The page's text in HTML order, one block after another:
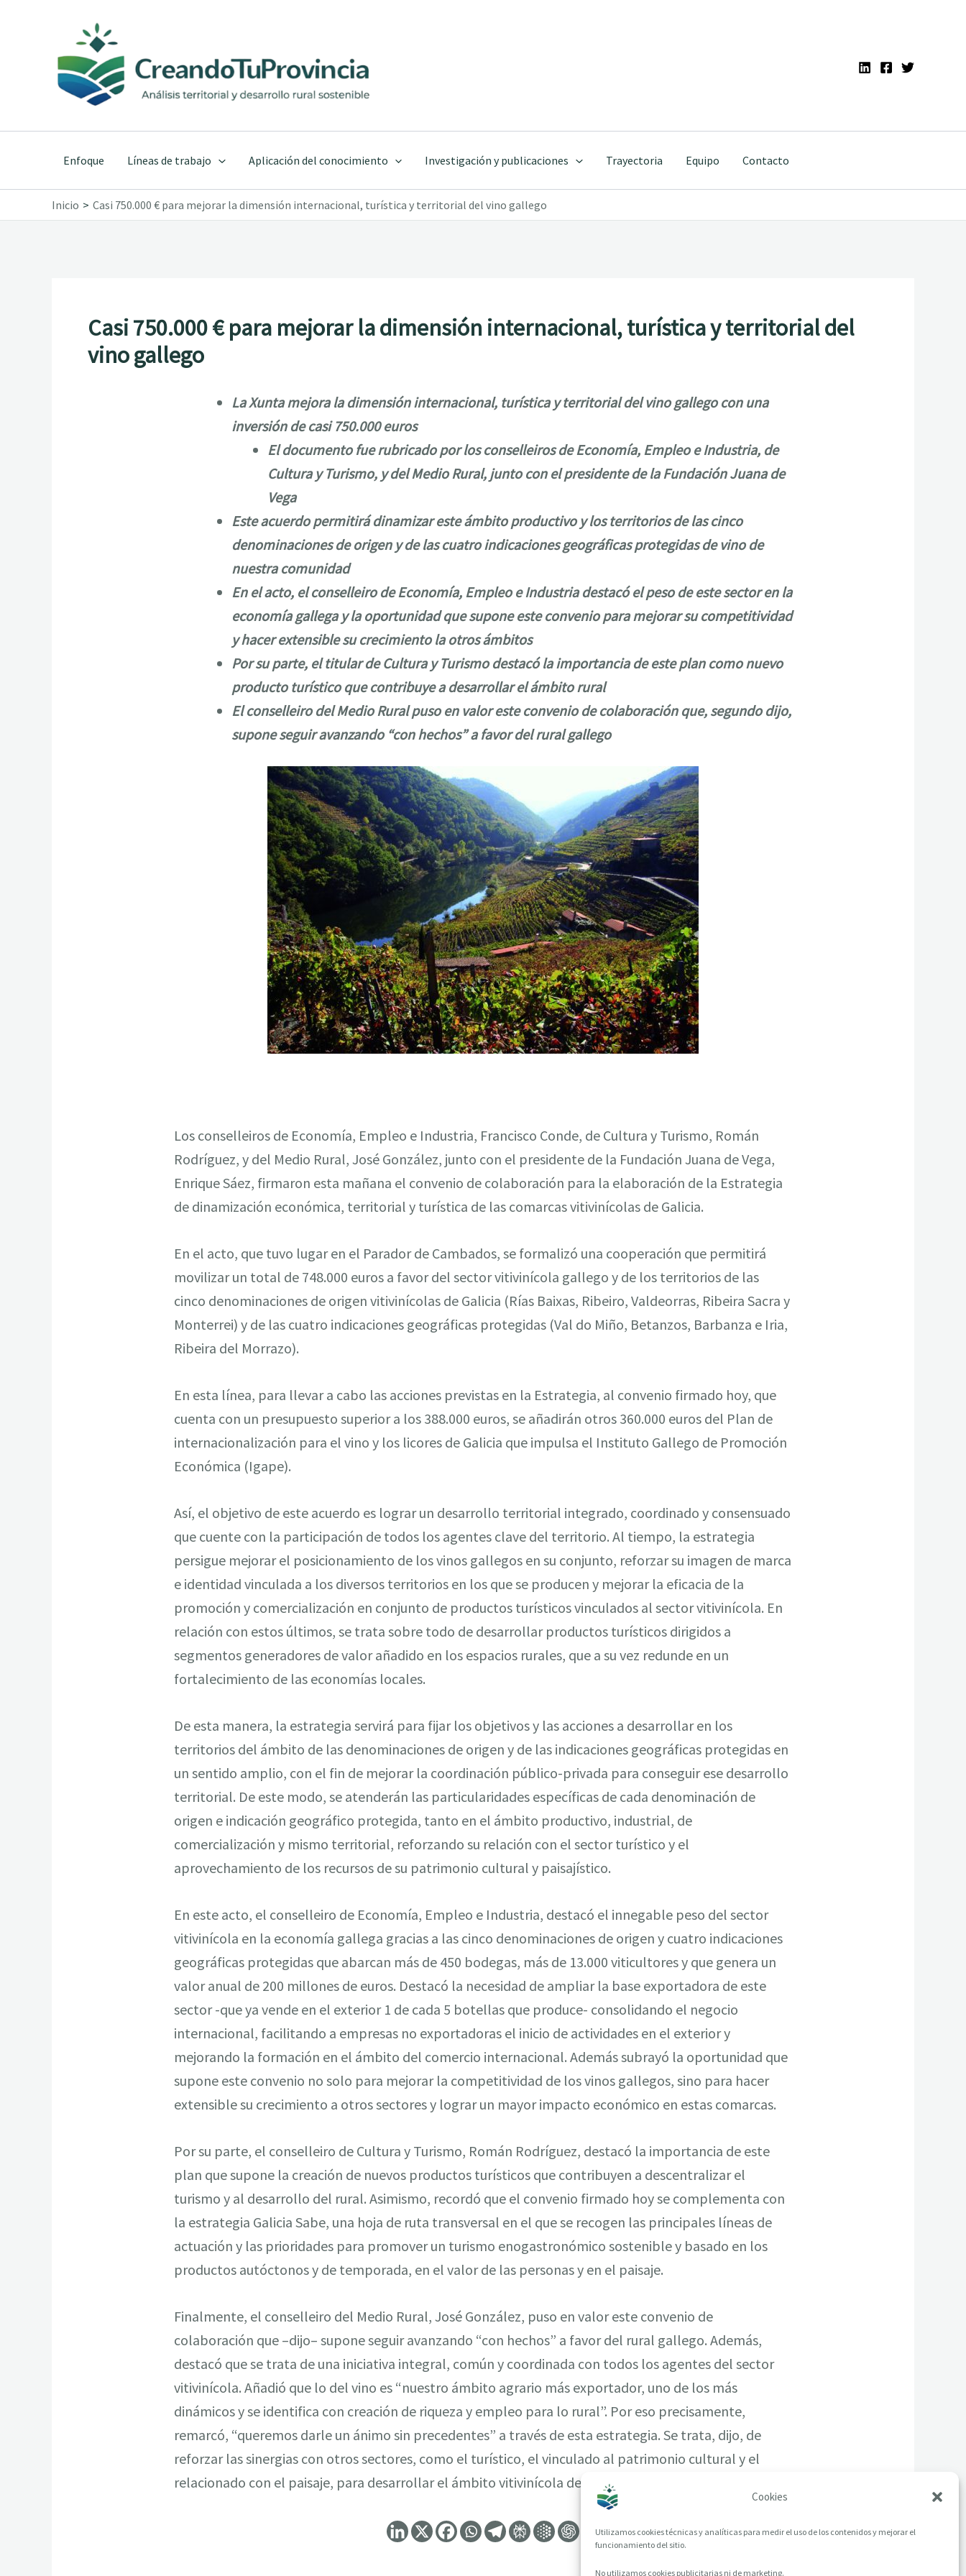
Cookies
Utilizamos cookies técnicas y analíticas para medir el uso de los contenidos y mejorar el
funcionamiento del sitio.
No utilizamos cookies publicitarias ni de marketing.
contenido
Enfoque Líneas de trabajo Aplicación del conocimiento Investigación y publicaciones Trayectoria Equipo Contacto
Inicio Casi 750.000 € para mejorar la dimensión internacional, turística y territorial del vino gallego
Casi 750.000 € para mejorar la dimensión internacional, turística y territorial del
vino gallego
La Xunta mejora la dimensión internacional, turística y territorial del vino gallego con una
inversión de casi 750.000 euros
El documento fue rubricado por los conselleiros de Economía, Empleo e Industria, de
Cultura y Turismo, y del Medio Rural, junto con el presidente de la Fundación Juana de
Vega
Este acuerdo permitirá dinamizar este ámbito productivo y los territorios de las cinco
denominaciones de origen y de las cuatro indicaciones geográficas protegidas de vino de
nuestra comunidad
En el acto, el conselleiro de Economía, Empleo e Industria destacó el peso de este sector en la
economía gallega y la oportunidad que supone este convenio para mejorar su competitividad
y hacer extensible su crecimiento la otros ámbitos
Por su parte, el titular de Cultura y Turismo destacó la importancia de este plan como nuevo
producto turístico que contribuye a desarrollar el ámbito rural
El conselleiro del Medio Rural puso en valor este convenio de colaboración que, segundo dijo,
supone seguir avanzando “con hechos” a favor del rural gallego
Los conselleiros de Economía, Empleo e Industria, Francisco Conde, de Cultura y Turismo, Román
Rodríguez, y del Medio Rural, José González, junto con el presidente de la Fundación Juana de Vega,
Enrique Sáez, firmaron esta mañana el convenio de colaboración para la elaboración de la Estrategia
de dinamización económica, territorial y turística de las comarcas vitivinícolas de Galicia.
En el acto, que tuvo lugar en el Parador de Cambados, se formalizó una cooperación que permitirá
movilizar un total de 748.000 euros a favor del sector vitivinícola gallego y de los territorios de las
cinco denominaciones de origen vitivinícolas de Galicia (Rías Baixas, Ribeiro, Valdeorras, Ribeira Sacra y
Monterrei) y de las cuatro indicaciones geográficas protegidas (Val do Miño, Betanzos, Barbanza e Iria,
Ribeira del Morrazo).
En esta línea, para llevar a cabo las acciones previstas en la Estrategia, al convenio firmado hoy, que
cuenta con un presupuesto superior a los 388.000 euros, se añadirán otros 360.000 euros del Plan de
internacionalización para el vino y los licores de Galicia que impulsa el Instituto Gallego de Promoción
Económica (Igape).
Así, el objetivo de este acuerdo es lograr un desarrollo territorial integrado, coordinado y consensuado
que cuente con la participación de todos los agentes clave del territorio. Al tiempo, la estrategia
persigue mejorar el posicionamiento de los vinos gallegos en su conjunto, reforzar su imagen de marca
e identidad vinculada a los diversos territorios en los que se producen y mejorar la eficacia de la
promoción y comercialización en conjunto de productos turísticos vinculados al sector vitivinícola. En
relación con estos últimos, se trata sobre todo de desarrollar productos turísticos dirigidos a
segmentos generadores de valor añadido en los espacios rurales, que a su vez redunde en un
fortalecimiento de las economías locales.
De esta manera, la estrategia servirá para fijar los objetivos y las acciones a desarrollar en los
territorios del ámbito de las denominaciones de origen y de las indicaciones geográficas protegidas en
un sentido amplio, con el fin de mejorar la coordinación público-privada para conseguir ese desarrollo
territorial. De este modo, se atenderán las particularidades específicas de cada denominación de
origen e indicación geográfico protegida, tanto en el ámbito productivo, industrial, de
comercialización y mismo territorial, reforzando su relación con el sector turístico y el
aprovechamiento de los recursos de su patrimonio cultural y paisajístico.
En este acto, el conselleiro de Economía, Empleo e Industria, destacó el innegable peso del sector
vitivinícola en la economía gallega gracias a las cinco denominaciones de origen y cuatro indicaciones
geográficas protegidas que abarcan más de 450 bodegas, más de 13.000 viticultores y que genera un
valor anual de 200 millones de euros. Destacó la necesidad de ampliar la base exportadora de este
sector -que ya vende en el exterior 1 de cada 5 botellas que produce- consolidando el negocio
internacional, facilitando a empresas no exportadoras el inicio de actividades en el exterior y
mejorando la formación en el ámbito del comercio internacional. Además subrayó la oportunidad que
supone este convenio no solo para mejorar la competitividad de los vinos gallegos, sino para hacer
extensible su crecimiento a otros sectores y lograr un mayor impacto económico en estas comarcas.
Por su parte, el conselleiro de Cultura y Turismo, Román Rodríguez, destacó la importancia de este
plan que supone la creación de nuevos productos turísticos que contribuyen a descentralizar el
turismo y al desarrollo del rural. Asimismo, recordó que el convenio firmado hoy se complementa con
la estrategia Galicia Sabe, una hoja de ruta transversal en el que se recogen las principales líneas de
actuación y las prioridades para promover un turismo enogastronómico sostenible y basado en los
productos autóctonos y de temporada, en el valor de las personas y en el paisaje.
Finalmente, el conselleiro del Medio Rural, José González, puso en valor este convenio de
colaboración que –dijo– supone seguir avanzando “con hechos” a favor del rural gallego. Además,
destacó que se trata de una iniciativa integral, común y coordinada con todos los agentes del sector
vitivinícola. Añadió que lo del vino es “nuestro ámbito agrario más exportador, uno de los más
dinámicos y se identifica con creación de riqueza y empleo para lo rural”. Por eso precisamente,
remarcó, “queremos darle un ánimo sin precedentes” a través de esta estrategia. Se trata, dijo, de
reforzar las sinergias con otros sectores, como el turístico, el vinculado al patrimonio cultural y el
relacionado con el paisaje, para desarrollar el ámbito vitivinícola de una manera integral.